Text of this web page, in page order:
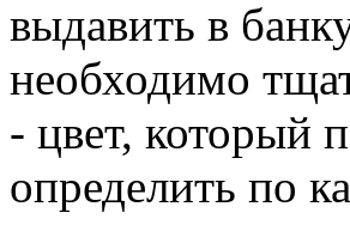
выдавить в
необходимо
- цвет, который
определить по